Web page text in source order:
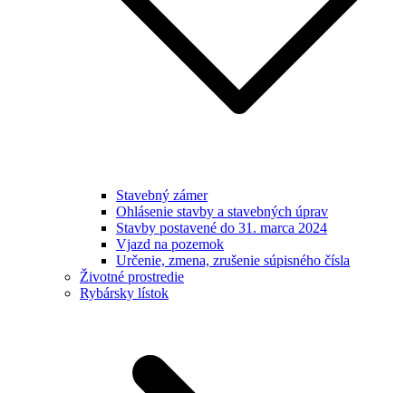
Stavebný zámer
Ohlásenie stavby a stavebných úprav
Stavby postavené do 31. marca 2024
Vjazd na pozemok
Určenie, zmena, zrušenie súpisného čísla
Životné prostredie
Rybársky lístok